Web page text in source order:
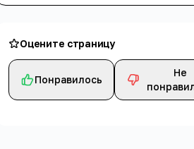
Оцените страницу
Понравилось
Не